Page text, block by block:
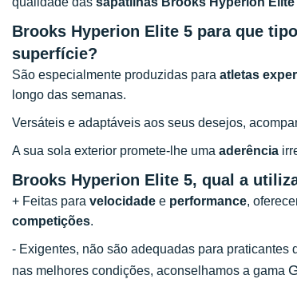
Brooks Hyperion Elite 5 para que
superfície?
São especialmente produzidas para atletas
longo das semanas.
Versáteis e adaptáveis aos seus desejos,
A sua sola exterior promete-lhe uma aderência
Brooks Hyperion Elite 5, qual a
+ Feitas para velocidade e performance,
competições.
- Exigentes, não são adequadas para
nas melhores condições, aconselhamos a gama